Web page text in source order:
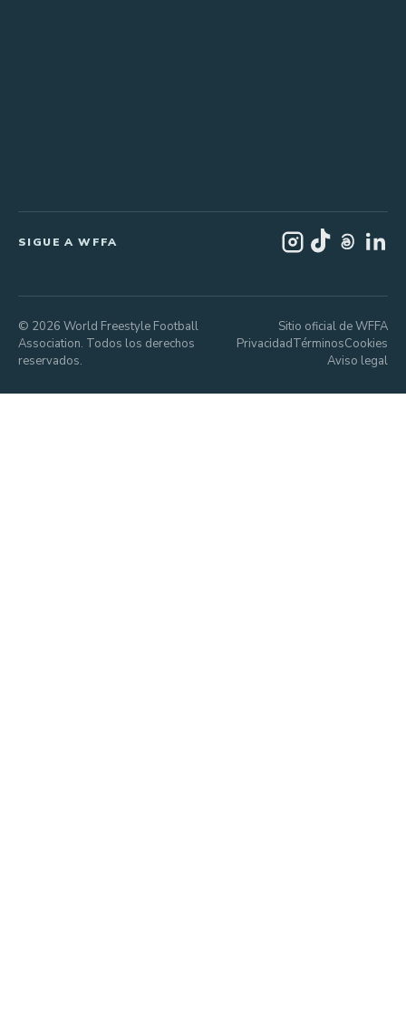
SIGUE A WFFA
© 2026 World Freestyle Football
Association. Todos los derechos
reservados.
Sitio oficial de WFFA
PrivacidadTérminosCookies
Aviso legal